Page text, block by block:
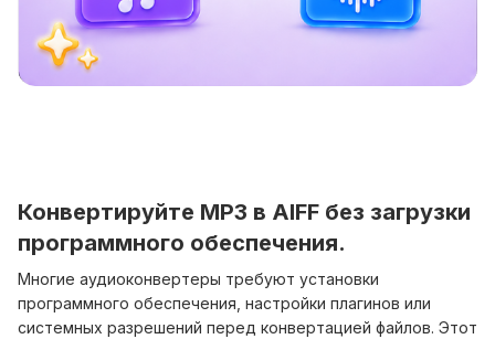
Конвертируйте MP3 в AIFF без загрузки
программного обеспечения.
Многие аудиоконвертеры требуют установки
программного обеспечения, настройки плагинов или
системных разрешений перед конвертацией файлов. Этот